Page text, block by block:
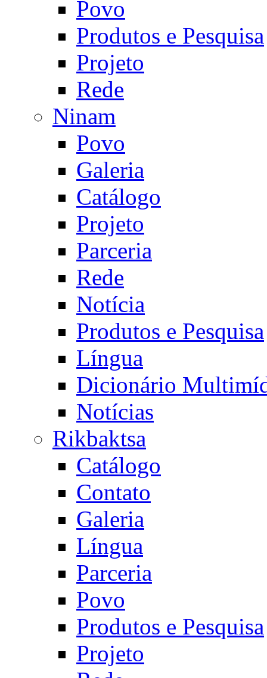
Povo
Produtos e Pesquisa
Projeto
Rede
Ninam
Povo
Galeria
Catálogo
Projeto
Parceria
Rede
Notícia
Produtos e Pesquisa
Língua
Dicionário
Notícias
Rikbaktsa
Catálogo
Contato
Galeria
Língua
Parceria
Povo
Produtos e Pesquisa
Projeto